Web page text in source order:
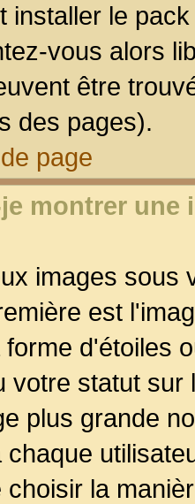
installer le
vous alors
être
des pages).
page
montrer une
images sous
est
d'étoiles
votre statut
plus grande
chaque
la